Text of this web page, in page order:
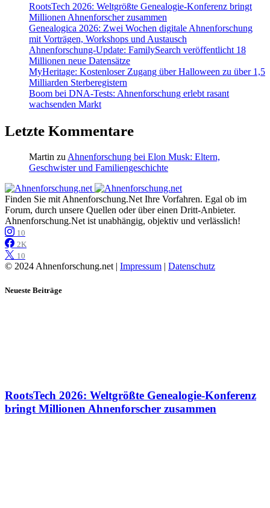
RootsTech 2026: Weltgrößte Genealogie-Konferenz bringt
Millionen Ahnenforscher zusammen
Genealogica 2026: Zwei Wochen digitale Ahnenforschung
mit Vorträgen, Workshops und Austausch
Ahnenforschung-Update: FamilySearch veröffentlicht 18
Millionen neue Datensätze
MyHeritage: Kostenloser Zugang über Halloween zu über 1,5
Milliarden Sterberegistern
Boom bei DNA-Tests: Ahnenforschung erlebt rasant
wachsenden Markt
Letzte Kommentare
Martin zuAhnenforschung bei Elon Musk: Eltern,
Geschwister und Familiengeschichte
Finden Sie mit Ahnenforschung.Net Ihre Vorfahren. Egal ob im
Forum, durch unsere Quellen oder über einen Dritt-Anbieter.
Ahnenforschung.Net ist unabhängig, objektiv und verlässlich!
10
2K
10
© 2024 Ahnenforschung.net | Impressum Datenschutz
Neueste Beiträge
RootsTech 2026: Weltgrößte Genealogie-Konferenz
bringt Millionen Ahnenforscher zusammen